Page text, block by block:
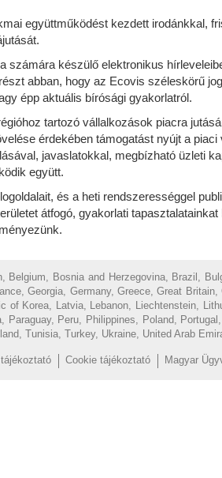
együttműködést kezdett irodánkkal,
számára készülő elektronikus
abban, hogy az Ecovis széleskörű
épp aktuális bírósági gyakorlatról.
tartozó vállalkozások piacra
érdekében támogatást nyújt a
javaslatokkal, megbízható üzleti
együtt.
és a heti rendszerességgel
átfogó, gyakorlati
Bosnia and Herzegovina, Brazil,
Georgia, Germany, Greece, Great
of Korea, Latvia, Lebanon, Liechtenstein,
Paraguay, Peru, Philippines, Poland,
Tunisia, Turkey, Ukraine, United Arab
Cookie tájékoztató Magyar